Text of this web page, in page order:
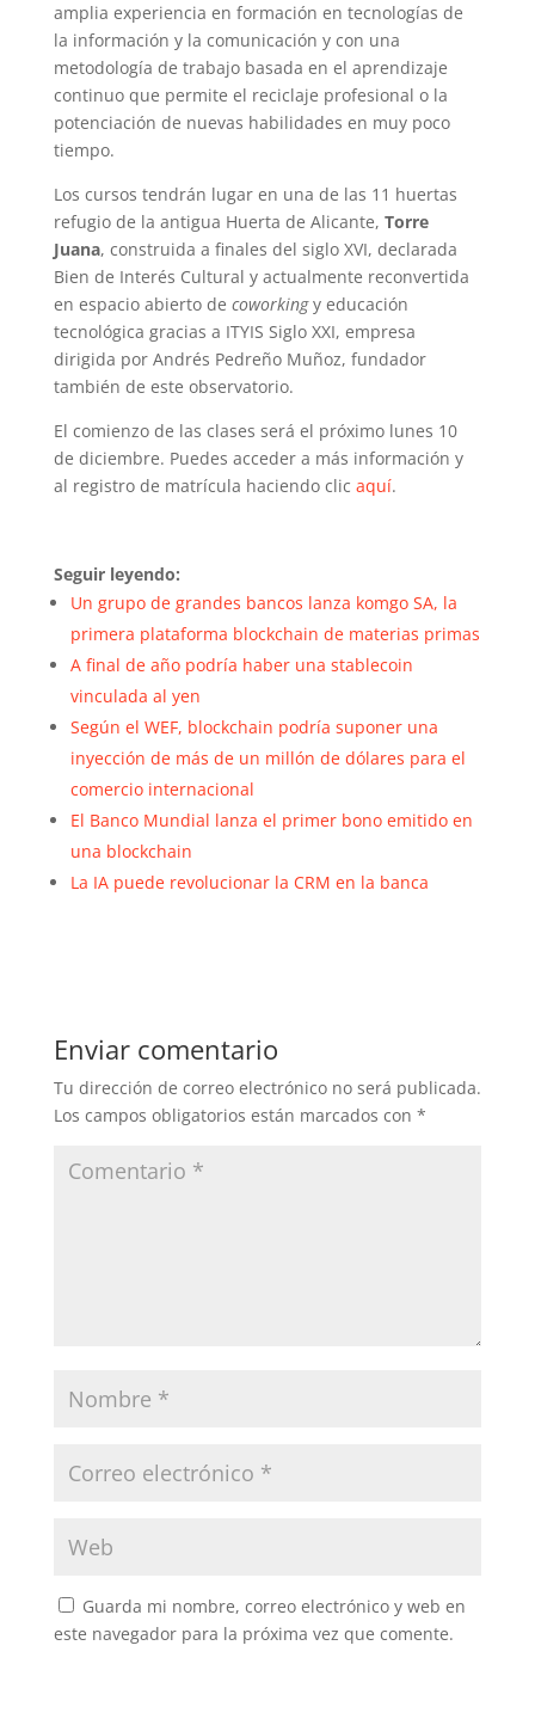
amplia experiencia en formación en tecnologías de
la información y la comunicación y con una
metodología de trabajo basada en el aprendizaje
continuo que permite el reciclaje profesional o la
potenciación de nuevas habilidades en muy poco
tiempo.
Los cursos tendrán lugar en una de las 11 huertas
refugio de la antigua Huerta de Alicante, Torre
Juana, construida a finales del siglo XVI, declarada
Bien de Interés Cultural y actualmente reconvertida
en espacio abierto de coworkingy educación
tecnológica gracias a ITYIS Siglo XXI, empresa
dirigida por Andrés Pedreño Muñoz, fundador
también de este observatorio.
El comienzo de las clases será el próximo lunes 10
de diciembre. Puedes acceder a más información y
al registro de matrícula haciendo clic aquí.
Seguir leyendo:
Un grupo de grandes bancos lanza komgo SA, la
primera plataforma blockchain de materias primas
A final de año podría haber una stablecoin
vinculada al yen
Según el WEF, blockchain podría suponer una
inyección de más de un millón de dólares para el
comercio internacional
El Banco Mundial lanza el primer bono emitido en
una blockchain
La IA puede revolucionar la CRM en la banca
Enviar comentario
Tu dirección de correo electrónico no será publicada.
Los campos obligatorios están marcados con *
Guarda mi nombre, correo electrónico y web en
este navegador para la próxima vez que comente.